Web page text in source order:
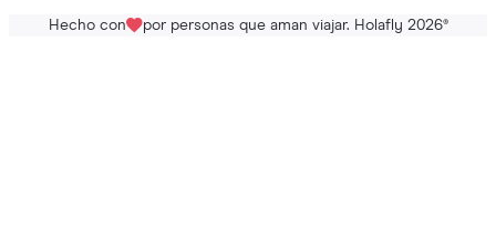
Hecho con por personas que aman viajar. Holafly 2026®